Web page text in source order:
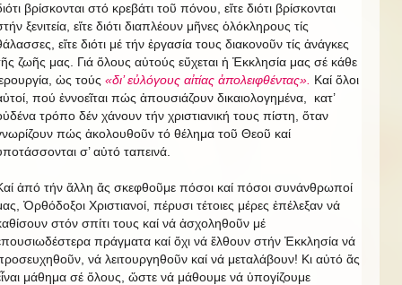
βρίσκονται στό κρεβάτι τοῦ πόνου, εἴτε διότι βρίσκονται
ξενιτεία, εἴτε διότι διαπλέουν μῆνες ὁλόκληρους τίς
εἴτε διότι μέ τήν ἐργασία τους διακονοῦν τίς ἀνάγκες
ζωῆς μας. Γιά ὅλους αὐτούς εὔχεται ἡ Ἐκκλησία μας σέ κάθε
ὡς τούς «δι’ εὐλόγους αἰτίας ἀπολειφθέντας». Καί ὅλοι
πού ἐννοεῖται πώς ἀπουσιάζουν δικαιολογημένα, κατ’
τρόπο δέν χάνουν τήν χριστιανική τους πίστη, ὅταν
πώς ἀκολουθοῦν τό θέλημα τοῦ Θεοῦ καί
σ’ αὐτό ταπεινά.
ἀπό τήν ἄλλη ἄς σκεφθοῦμε πόσοι καί πόσοι συνάνθρωποί
Ὀρθόδοξοι Χριστιανοί, πέρυσι τέτοιες μέρες ἐπέλεξαν νά
στόν σπίτι τους καί νά ἀσχοληθοῦν μέ
πράγματα καί ὄχι νά ἔλθουν στήν Ἐκκλησία νά
νά λειτουργηθοῦν καί νά μεταλάβουν! Κι αὐτό ἄς
μάθημα σέ ὅλους, ὥστε νά μάθουμε νά ὑπογίζουμε